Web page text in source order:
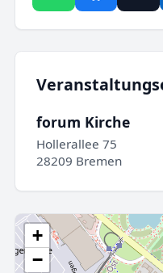
forum Kirche
Hollerallee 75
28209 Bremen
+
−